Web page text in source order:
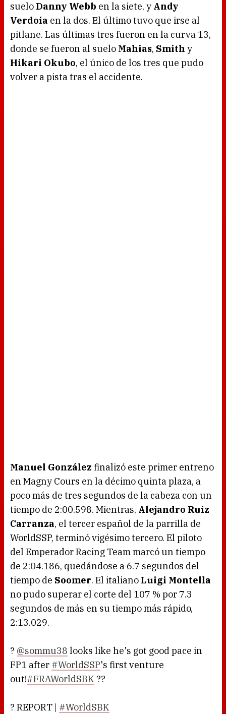
sueloDanny Webb en la siete, y Andy
Verdoia en la dos. El último tuvo que irse al
pitlane. Las últimas tres fueron en la curva 13,
donde se fueron al suelo Mahias, Smith y
Hikari Okubo, el único de los tres que pudo
volver a pista tras el accidente.
Manuel González finalizó este primer entreno
en Magny Cours en la décimo quinta plaza, a
poco más de tres segundos de la cabeza con un
tiempo de 2:00.598. Mientras, Alejandro Ruiz
Carranza, el tercer español de la parrilla de
WorldSSP, terminó vigésimo tercero. El piloto
del Emperador Racing Team marcó un tiempo
de 2:04.186, quedándose a 6.7 segundos del
tiempo de Soomer. El italiano Luigi Montella
no pudo superar el corte del 107 % por 7.3
segundos de más en su tiempo más rápido,
2:13.029.
? @sommu38 looks like he's got good pace in
FP1 after #WorldSSP's first venture
out!#FRAWorldSBK ??
? REPORT | #WorldSBK